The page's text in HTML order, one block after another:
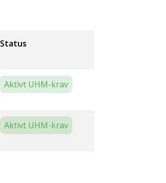
Status
Aktivt UHM-krav
Aktivt UHM-krav